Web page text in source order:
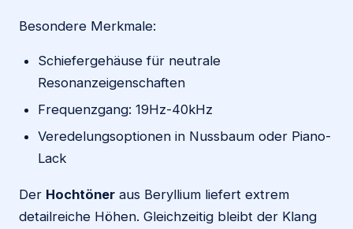
Besondere Merkmale:
Schiefergehäuse für neutrale
Resonanzeigenschaften
Frequenzgang: 19Hz-40kHz
Veredelungsoptionen in Nussbaum oder Piano-
Lack
Der Hochtöner aus Beryllium liefert extrem
detailreiche Höhen. Gleichzeitig bleibt der Klang